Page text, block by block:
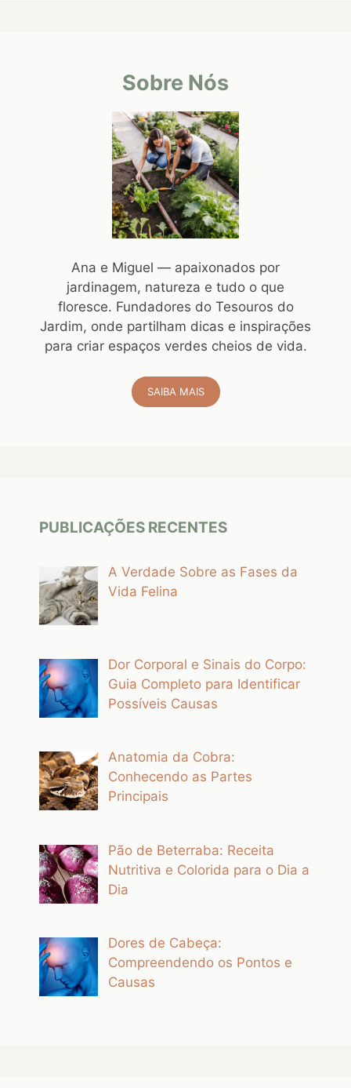
Sobre Nós
Ana e Miguel — apaixonados por
jardinagem, natureza e tudo o que
floresce. Fundadores do Tesouros do
Jardim, onde partilham dicas e inspirações
para criar espaços verdes cheios de vida.
SAIBA MAIS
PUBLICAÇÕES RECENTES
A Verdade Sobre as Fases da
Vida Felina
Dor Corporal e Sinais do Corpo:
Guia Completo para Identificar
Possíveis Causas
Anatomia da Cobra:
Conhecendo as Partes
Principais
Pão de Beterraba: Receita
Nutritiva e Colorida para o Dia a
Dia
Dores de Cabeça:
Compreendendo os Pontos e
Causas